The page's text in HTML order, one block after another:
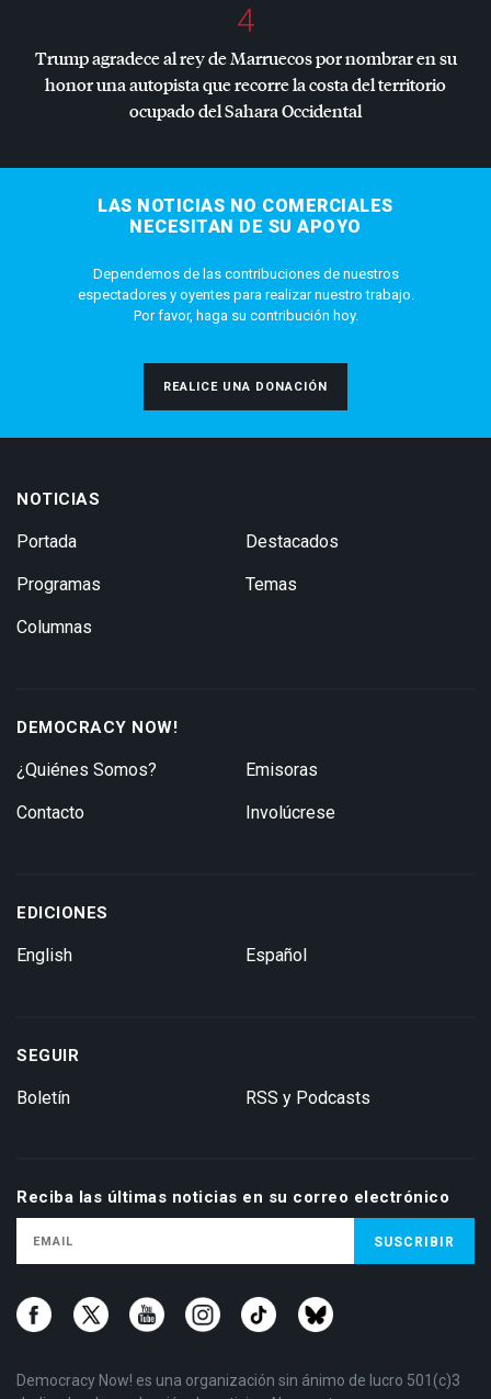
4
Trump agradece al rey de Marruecos por nombrar en su
honor una autopista que recorre la costa del territorio
ocupado del Sahara Occidental
LAS NOTICIAS NO COMERCIALES
NECESITAN DE SU APOYO
Dependemos de las contribuciones de nuestros
espectadores y oyentes para realizar nuestro trabajo.
Por favor, haga su contribución hoy.
REALICE UNA DONACIÓN
NOTICIAS
Portada
Programas
Columnas
Destacados
Temas
DEMOCRACY NOW!
¿Quiénes Somos?
Contacto
Emisoras
Involúcrese
EDICIONES
English Español
SEGUIR
Boletín RSS y Podcasts
Reciba las últimas noticias en su correo electrónico
Democracy Now! es una organización sin ánimo de lucro 501(c)3